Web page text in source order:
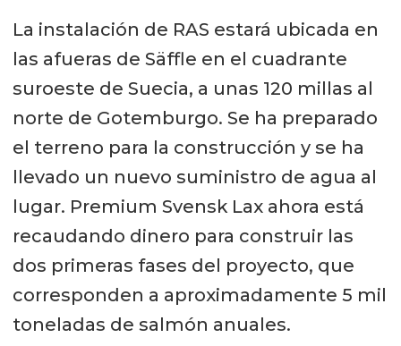
La instalación de RAS estará ubicada en
las afueras de Säffle en el cuadrante
suroeste de Suecia, a unas 120 millas al
norte de Gotemburgo. Se ha preparado
el terreno para la construcción y se ha
llevado un nuevo suministro de agua al
lugar. Premium Svensk Lax ahora está
recaudando dinero para construir las
dos primeras fases del proyecto, que
corresponden a aproximadamente 5 mil
toneladas de salmón anuales.